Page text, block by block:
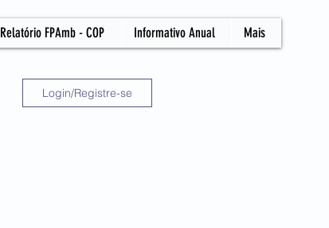
Relatório FPAmb - COP Informativo Anual Mais
Login/Registre-se